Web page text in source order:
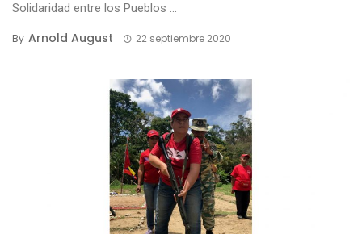
Solidaridad entre los Pueblos ...
By Arnold August 22 septiembre 2020